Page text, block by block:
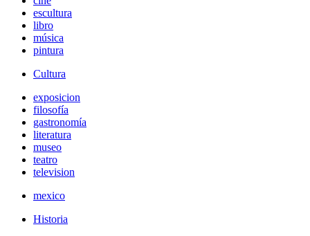
escultura
libro
música
pintura
Cultura
exposicion
filosofía
gastronomía
literatura
museo
teatro
television
mexico
Historia